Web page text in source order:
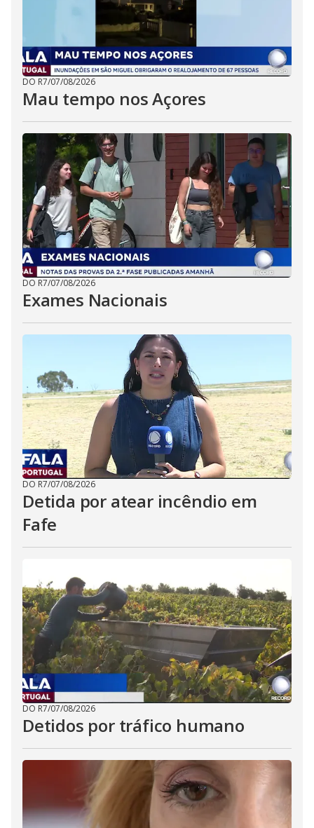
DO R7/07/08/2026
Mau tempo nos Açores
DO R7/07/08/2026
Exames Nacionais
DO R7/07/08/2026
Detida por atear incêndio em
Fafe
DO R7/07/08/2026
Detidos por tráfico humano